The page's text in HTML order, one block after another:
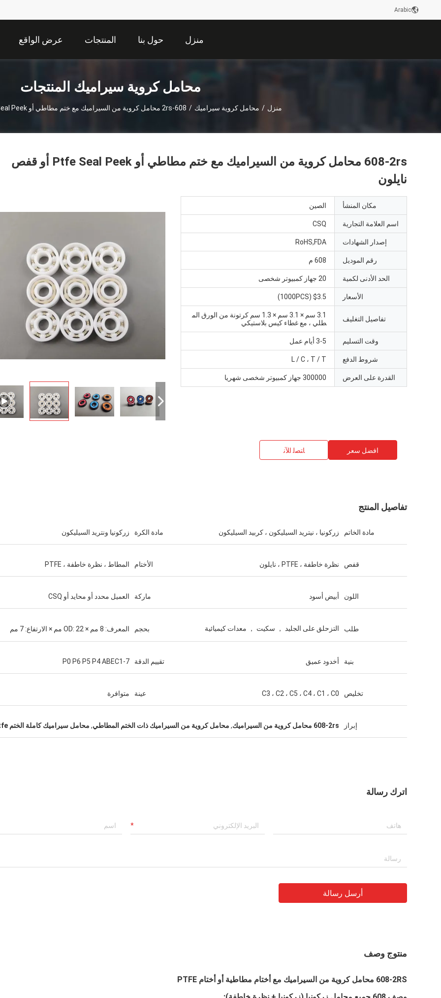
Arabic
منزل حول بنا المنتجات عرض الواقع
الافتراضي
محامل كروية سيراميك المنتجات
منزل / محامل كروية سيراميك / 608-2rs محامل كروية من السيراميك مع ختم مطاطي أو Ptfe Seal Peek أو قفص نايلون
608-2rs محامل كروية من السيراميك مع ختم مطاطي أو Ptfe Seal Peek أو قفص
نايلون
مكان المنشأ الصين
اسم العلامة التجارية CSQ
إصدار الشهادات RoHS,FDA
رقم الموديل 608 م
الحد الأدنى لكمية 20 جهاز كمبيوتر شخصى
الأسعار $3.5 (1000PCS)
تفاصيل التغليف
3.1 سم × 3.1 سم × 1.3 سم كرتونة من الورق الم
طلي ، مع غطاء كيس بلاستيكي
وقت التسليم 3-5 أيام عمل
شروط الدفع L / C ، T / T
القدرة على العرض 300000 جهاز كمبيوتر شخصى شهريا
افضل سعر ﺎﺘﺼﻟ ﺍﻶﻧ
تفاصيل المنتج
مادة الخاتم زركونيا ، نيتريد السيليكون ، كربيد السيليكون مادة الكرة زركونيا ونتريد السيليكون
قفص نظرة خاطفة ، PTFE ، نايلون الأختام المطاط ، نظرة خاطفة ، PTFE
اللون أبيض أسود ماركة العميل محدد أو محايد أو CSQ
طلب التزحلق على الجليد ， سكيت ， معدات كيميائية بحجم المعرف: 8 مم × OD: 22 مم × الارتفاع: 7 مم
بنية أخدود عميق تقييم الدقة P0 P6 P5 P4 ABEC1-7
تخليص C3 ، C2 ، C5 ، C4 ، C1 ، C0 عينة متوافرة
إبراز 608-2rs محامل كروية من السيراميك , محامل كروية من السيراميك ذات الختم المطاطي, محامل سيراميك كاملة الختم ptfe
اترك رسالة
أرسل رسالة
منتوج وصف
608-2RS محامل كروية من السيراميك مع أختام مطاطية أو أختام PTFE